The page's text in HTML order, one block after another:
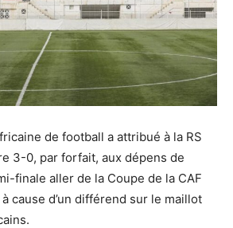
de football a attribué à la RS
3-0, par forfait, aux dépens de
finale aller de la Coupe de la CAF
cause d’un différend sur le maillot